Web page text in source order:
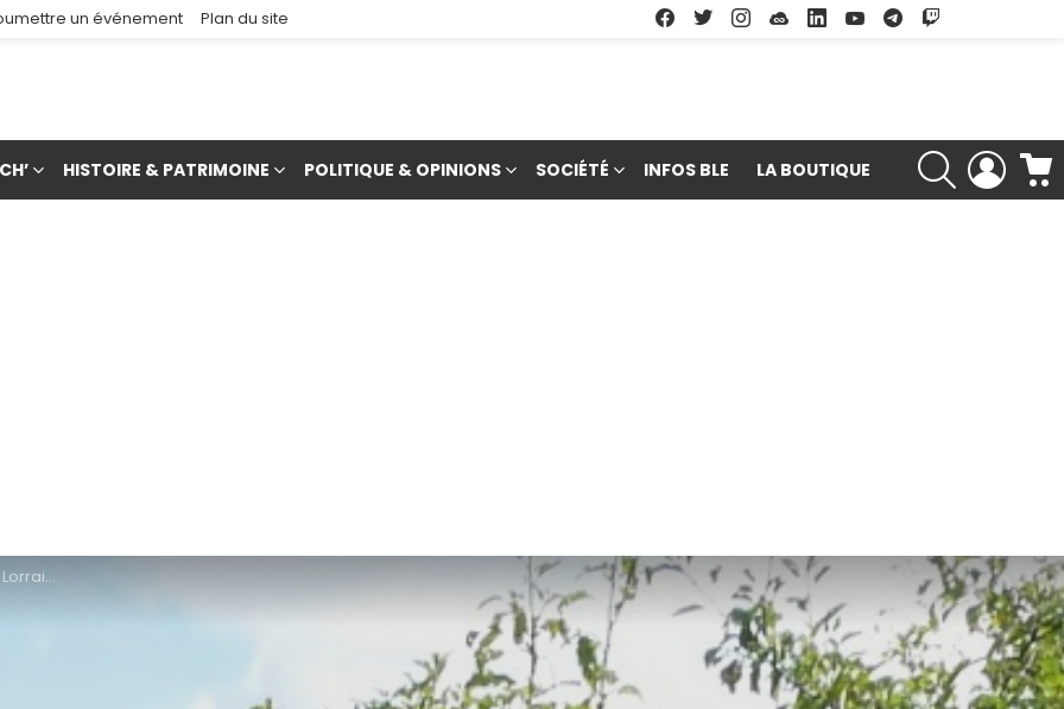
un événement Plan du site Facebook
TwitterInstagramSoundcloud
LinkedinYoutubeGoogle Play
HISTOIRE & PATRIMOINE POLITIQUE & OPINIONS SOCIÉTÉ INFOS BLE LA BOUTIQUE
RECHERCHE
LOGIN